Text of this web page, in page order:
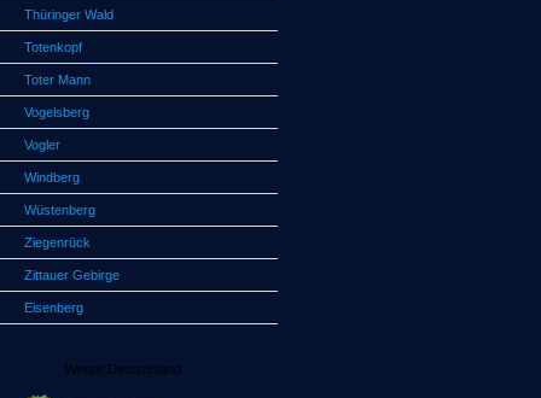
Thüringer Wald
Totenkopf
Toter Mann
Vogelsberg
Vogler
Windberg
Wüstenberg
Ziegenrück
Zittauer Gebirge
Eisenberg
Wetter Deutschland